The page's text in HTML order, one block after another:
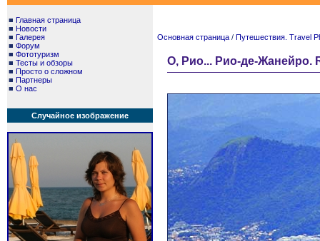
■ Главная страница
■ Новости
■ Галерея
■ Форум
■ Фототуризм
■ Тесты и обзоры
■ Просто о сложном
■ Партнеры
■ О нас
Случайное изображение
Основная страница / Путешествия. Travel
О, Рио... Рио-де-Жанейро.